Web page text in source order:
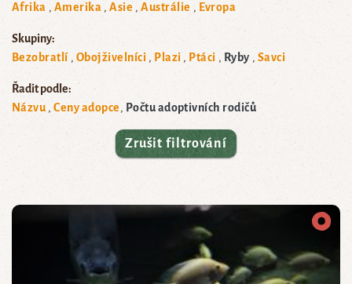
Afrika
Amerika Asie Austrálie Evropa
Skupiny:
Bezobratlí
Obojživelníci Plazi Ptáci Ryby Savci
Řadit podle:
Názvu
Ceny adopce Počtu adoptivních rodičů
Zrušit filtrování